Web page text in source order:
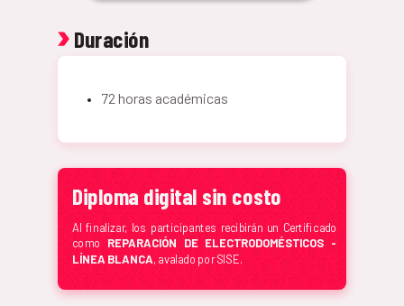
Duración
72 horas académicas
Diploma digital sin costo
Al finalizar, los participantes recibirán un Certificado
como REPARACIÓN DE ELECTRODOMÉSTICOS -
LÍNEA BLANCA, avalado por SISE.